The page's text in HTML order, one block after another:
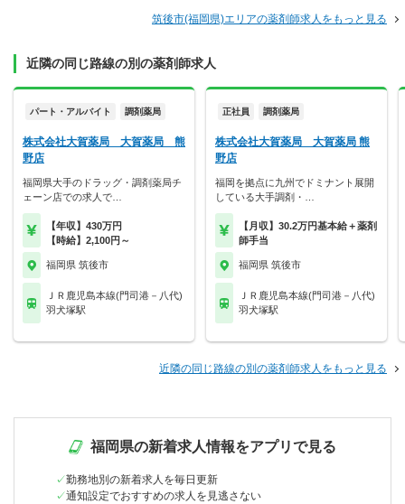
筑後市(福岡県)エリアの薬剤師求人をもっと見る
近隣の同じ路線の別の薬剤師求人
パート・アルバイト 調剤薬局
株式会社大賀薬局 大賀薬局 熊
野店
福岡県大手のドラッグ・調剤薬局チ
ェーン店での求人で…
【年収】430万円
【時給】2,100円～
福岡県 筑後市
ＪＲ鹿児島本線(門司港－八代)
羽犬塚駅
正社員 調剤薬局
株式会社大賀薬局 大賀薬局 熊
野店
福岡を拠点に九州でドミナント展開
している大手調剤・…
【月収】30.2万円基本給＋薬剤
師手当
福岡県 筑後市
ＪＲ鹿児島本線(門司港－八代)
羽犬塚駅
近隣の同じ路線の別の薬剤師求人をもっと見る
福岡県の新着求人情報をアプリで見る
勤務地別の新着求人を毎日更新
通知設定でおすすめの求人を見逃さない